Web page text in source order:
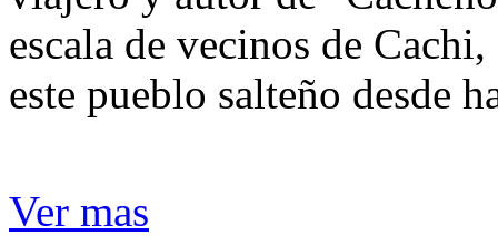
escala de vecinos de
este pueblo salteño desde
Ver mas